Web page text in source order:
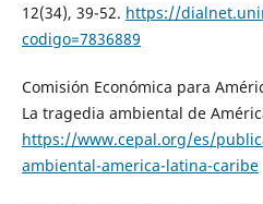
12(34), 39-52. https://
codigo=7836889
Comisión Económica para
La tragedia ambiental de
https://www.cepal.org/es/
ambiental-america-latina-caribe